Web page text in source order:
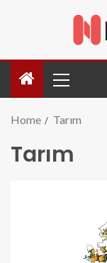
Home Tarım
Tarım